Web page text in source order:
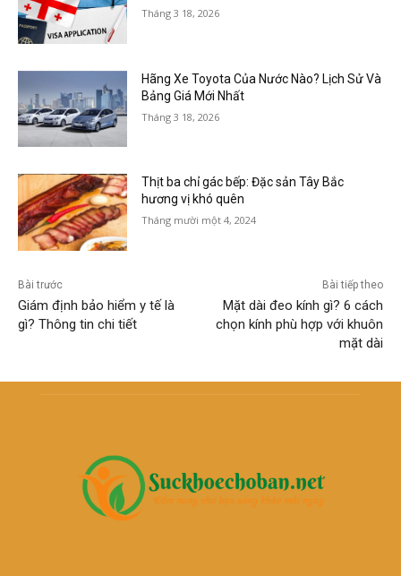
Tháng 3 18, 2026
Hãng Xe Toyota Của Nước Nào? Lịch Sử Và
Bảng Giá Mới Nhất
Tháng 3 18, 2026
Thịt ba chỉ gác bếp: Đặc sản Tây Bắc
hương vị khó quên
Tháng mười một 4, 2024
Bài trước
Giám định bảo hiểm y tế là
gì? Thông tin chi tiết
Bài tiếp theo
Mặt dài đeo kính gì? 6 cách
chọn kính phù hợp với khuôn
mặt dài